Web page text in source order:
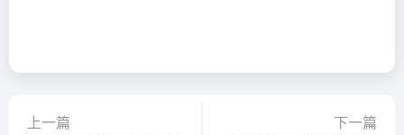
上一篇 下一篇